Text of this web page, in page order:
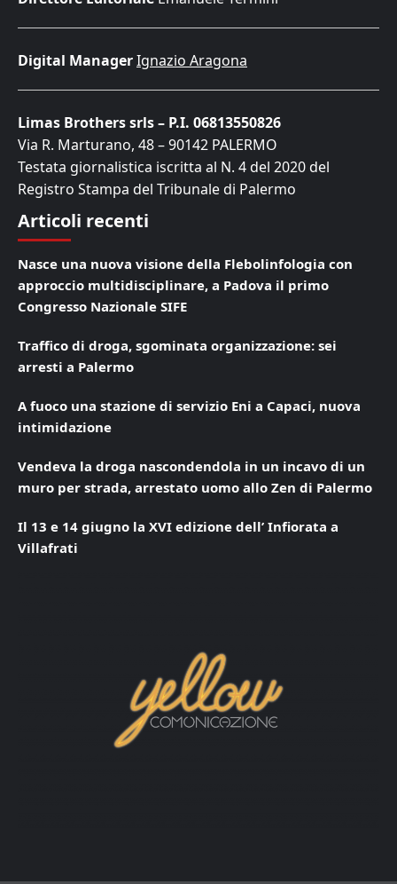
Digital ManagerIgnazio Aragona
Limas Brothers srls – P.I. 06813550826
Via R. Marturano, 48 – 90142 PALERMO
Testata giornalistica iscritta al N. 4 del 2020 del
Registro Stampa del Tribunale di Palermo
Articoli recenti
Nasce una nuova visione della Flebolinfologia con
approccio multidisciplinare, a Padova il primo
Congresso Nazionale SIFE
Traffico di droga, sgominata organizzazione: sei
arresti a Palermo
A fuoco una stazione di servizio Eni a Capaci, nuova
intimidazione
Vendeva la droga nascondendola in un incavo di un
muro per strada, arrestato uomo allo Zen di Palermo
Il 13 e 14 giugno la XVI edizione dell’ Infiorata a
Villafrati